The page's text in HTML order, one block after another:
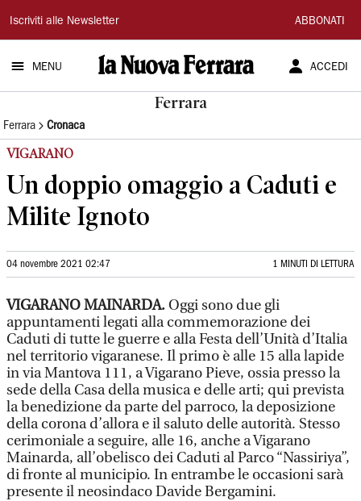
La
Nuova
Ferrara
Iscriviti alle Newsletter ABBONATI
MENU ACCEDI
Ferrara
Ferrara Cronaca
VIGARANO
Un doppio omaggio a Caduti e
Milite Ignoto
04 novembre 2021 02:47 1 MINUTI DI LETTURA
VIGARANO MAINARDA. Oggi sono due gli
appuntamenti legati alla commemorazione dei
Caduti di tutte le guerre e alla Festa dell’Unità d’Italia
nel territorio vigaranese. Il primo è alle 15 alla lapide
in via Mantova 111, a Vigarano Pieve, ossia presso la
sede della Casa della musica e delle arti; qui prevista
la benedizione da parte del parroco, la deposizione
della corona d’allora e il saluto delle autorità. Stesso
cerimoniale a seguire, alle 16, anche a Vigarano
Mainarda, all’obelisco dei Caduti al Parco “Nassiriya”,
di fronte al municipio. In entrambe le occasioni sarà
presente il neosindaco Davide Bergamini.